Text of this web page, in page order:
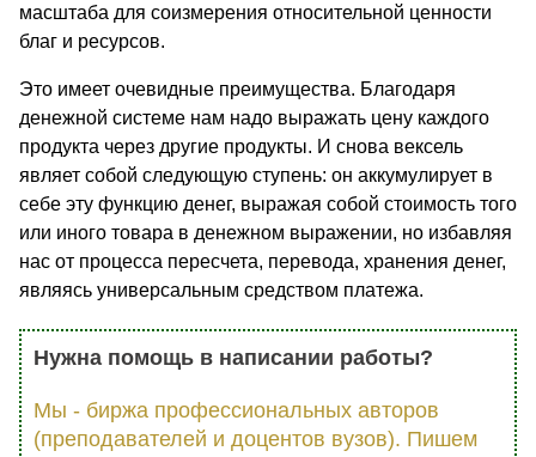
масштаба для соизмерения относительной ценности
благ и ресурсов.
Это имеет очевидные преимущества. Благодаря
денежной системе нам надо выра­жать цену каждого
продукта через другие продукты. И снова вексель
являет собой сле­дующую ступень: он аккумулирует в
себе эту функцию денег, выражая собой стоимость того
или иного товара в денежном выражении, но избавляя
нас от процесса пересчета, перевода, хранения денег,
являясь универсальным средством платежа.
Нужна помощь в написании работы?
Мы - биржа профессиональных авторов
(преподавателей и доцентов вузов). Пишем